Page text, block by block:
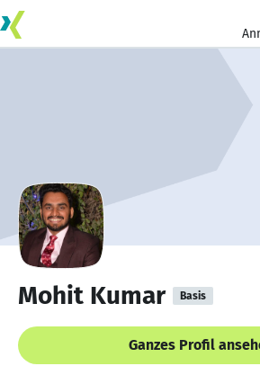
Mohit Kumar Basis
Ganzes Profil